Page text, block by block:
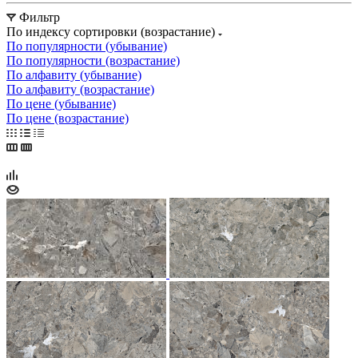
Фильтр
По индексу сортировки (возрастание)
По популярности (убывание)
По популярности (возрастание)
По алфавиту (убывание)
По алфавиту (возрастание)
По цене (убывание)
По цене (возрастание)